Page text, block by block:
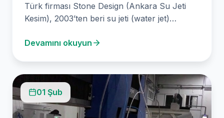
Türk firması Stone Design (Ankara Su Jeti
Kesim), 2003’ten beri su jeti (water jet)
Devamını okuyun
01 Şub